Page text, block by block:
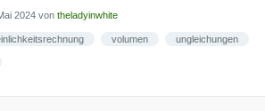
2024 von theladyinwhite
volumen ungleichungen